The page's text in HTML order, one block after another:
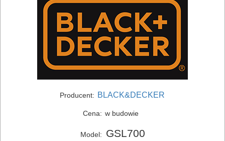
ELEKTRONARZĘDZIA
SIECIOWE
ELEKTRONARZĘDZIA
AKUMULATOROWE
Producent: BLACK&DECKER
Cena: w budowie
Model: GSL700